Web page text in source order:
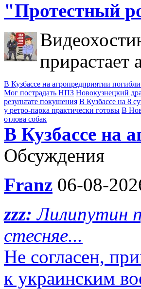
"Протестный
прирастает
В Кузбассе на агропредприятии
Мог пострадать НПЗ Новокузнецкий
результате покушения В Кузбассе на 8
у ретро-парка практически готовы В
отлова собак
В Кузбассе на
Обсуждения
Franz 06-08-
zzz:Лилипутин
стесняе...
Не согласен,
к украинским